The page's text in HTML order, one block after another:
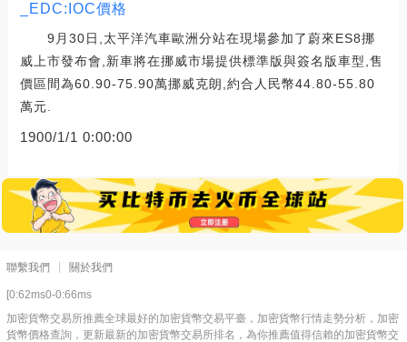
_EDC:IOC價格
9月30日,太平洋汽車歐洲分站在現場參加了蔚來ES8挪
威上市發布會,新車將在挪威市場提供標準版與簽名版車型,售
價區間為60.90-75.90萬挪威克朗,約合人民幣44.80-55.80
萬元.
1900/1/1 0:00:00
聯繫我們 關於我們
[0:62ms0-0:66ms
加密貨幣交易所推薦全球最好的加密貨幣交易平臺，加密貨幣行情走勢分析，加密
貨幣價格查詢，更新最新的加密貨幣交易所排名，為你推薦值得信賴的加密貨幣交